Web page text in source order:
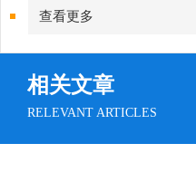
查看更多
相关文章
RELEVANT ARTICLES